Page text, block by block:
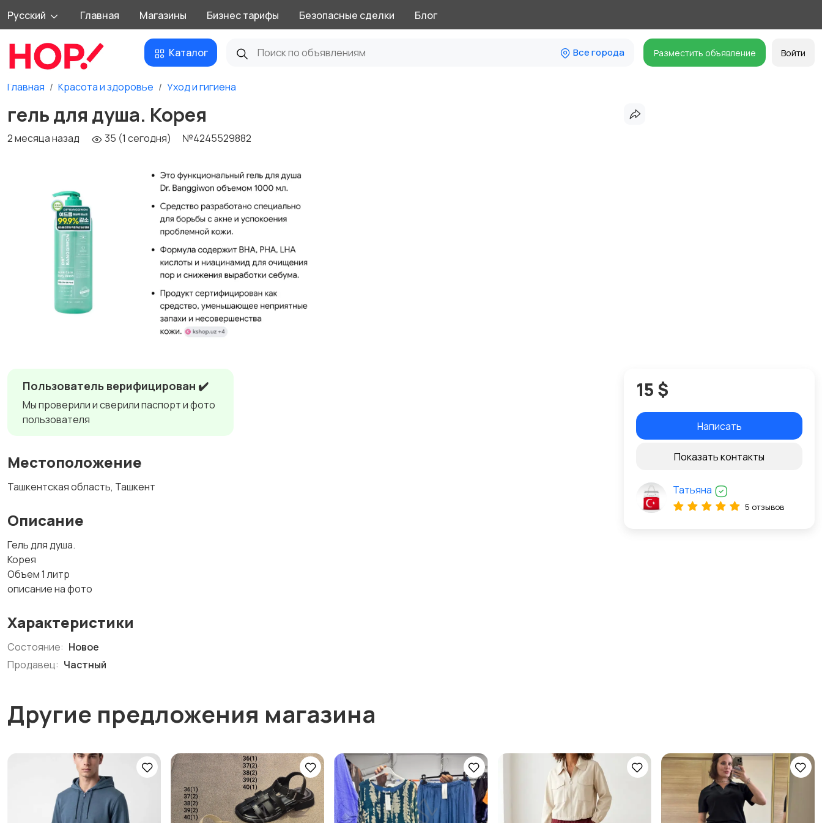
Русский Главная Магазины Бизнес тарифы Безопасные сделки Блог
Каталог Все города Разместить объявление Войти
Главная Красота и здоровье Уход и гигиена
гель для душа. Корея
2 месяца назад 35 (1 сегодня) №4245529882
Пользователь верифицирован ✔️
Мы проверили и сверили паспорт и фото
пользователя
Местоположение
Ташкентская область, Ташкент
Описание
Гель для душа.
Корея
Объем 1 литр
описание на фото
Характеристики
Состояние: Новое
Продавец: Частный
15 $
Написать
Показать контакты
Татьяна
5 отзывов
Другие предложения магазина